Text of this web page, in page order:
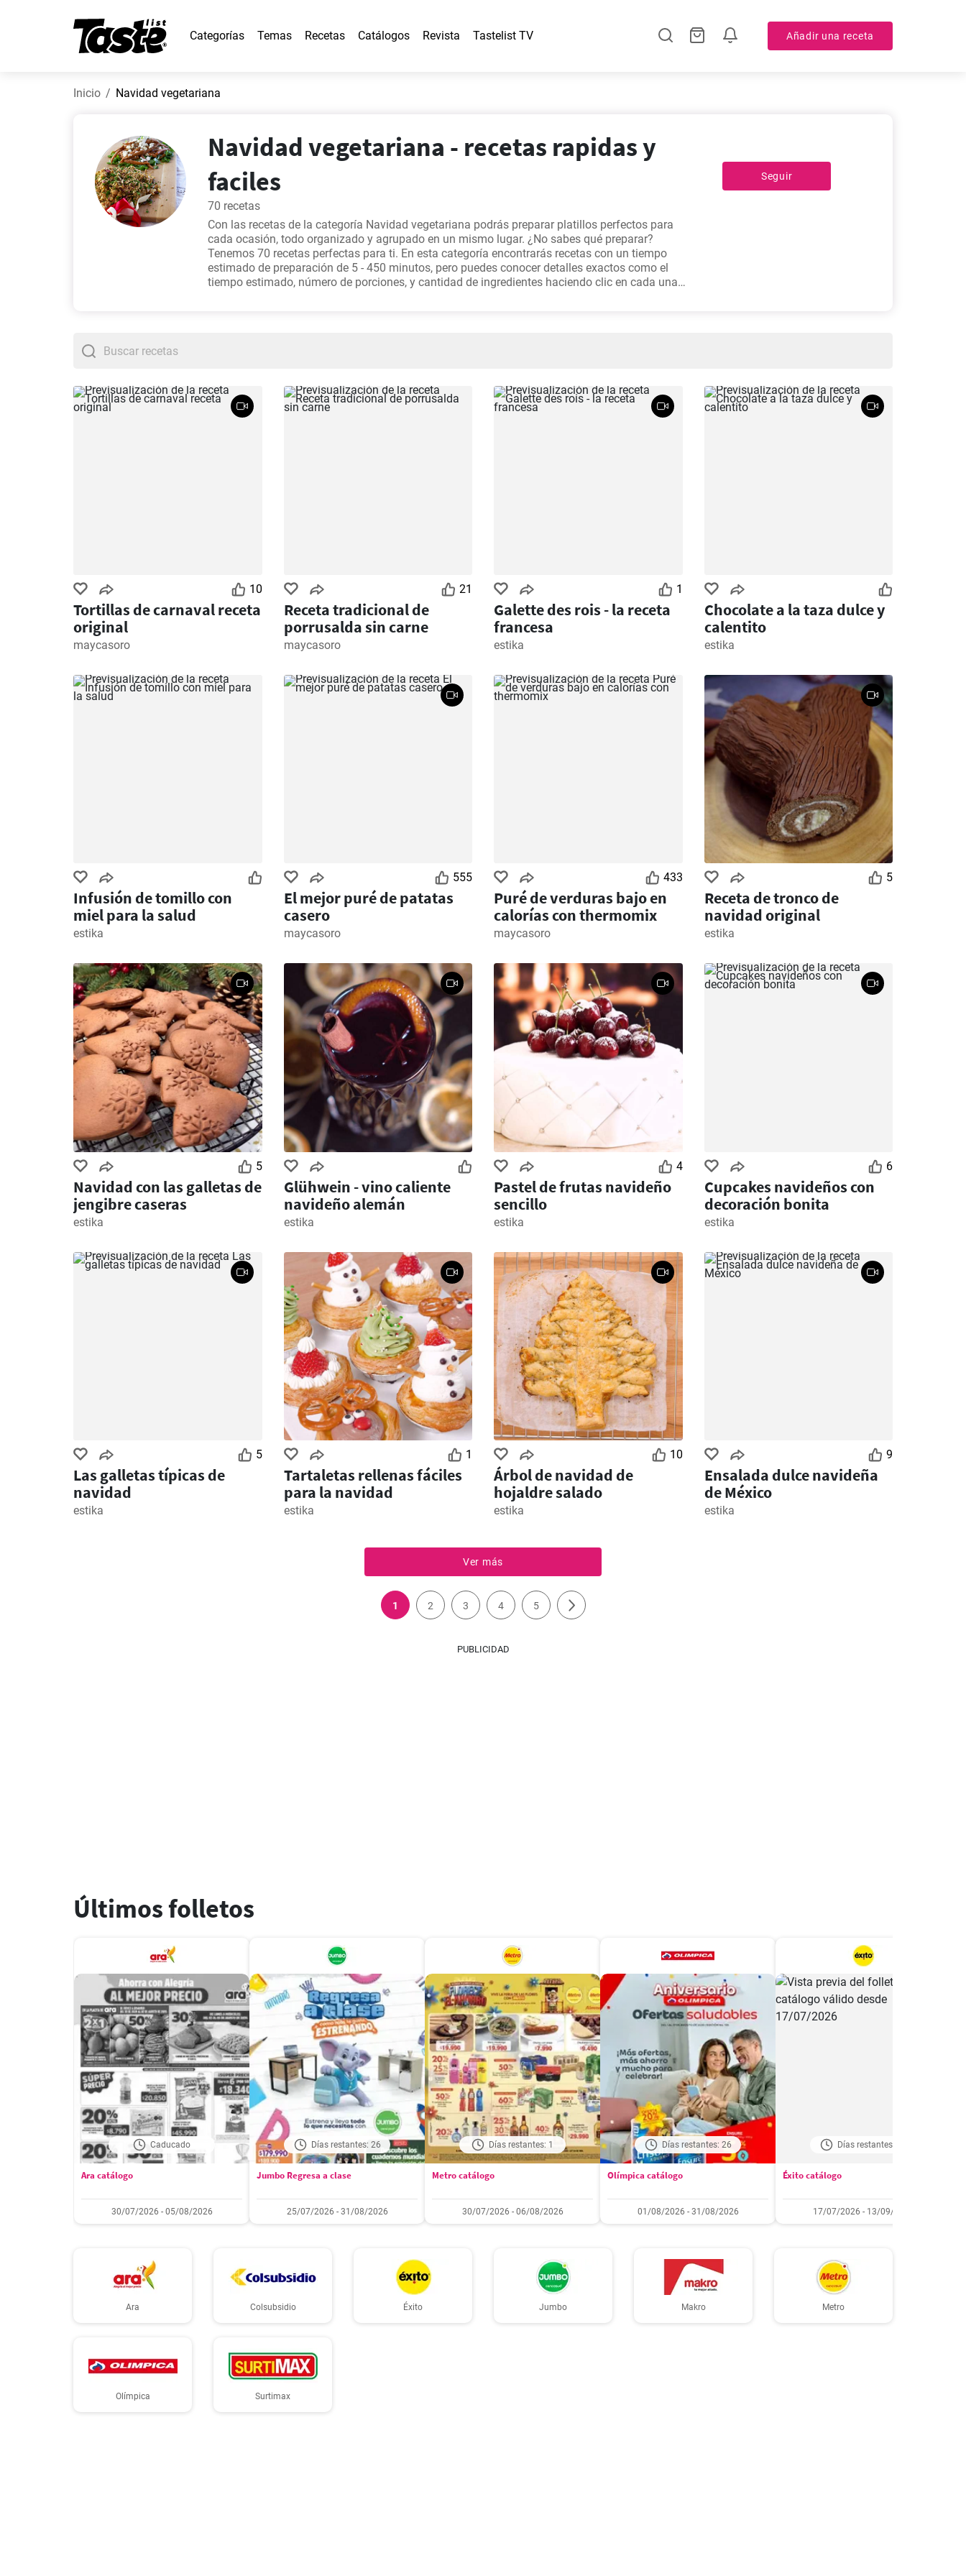
Categorías Temas Recetas Catálogos Revista Tastelist TV Añadir una receta
Inicio Navidad vegetariana
Navidad vegetariana - recetas rapidas y
faciles
70 recetas
Con las recetas de la categoría Navidad vegetariana podrás preparar platillos perfectos para
cada ocasión, todo organizado y agrupado en un mismo lugar. ¿No sabes qué preparar?
Tenemos 70 recetas perfectas para ti. En esta categoría encontrarás recetas con un tiempo
estimado de preparación de 5 - 450 minutos, pero puedes conocer detalles exactos como el
tiempo estimado, número de porciones, y cantidad de ingredientes haciendo clic en cada una
Seguir
10
Tortillas de carnaval receta
original
maycasoro
21
Receta tradicional de
porrusalda sin carne
maycasoro
1
Galette des rois - la receta
francesa
estika
Chocolate a la taza dulce y
calentito
estika
Infusión de tomillo con
miel para la salud
estika
555
El mejor puré de patatas
casero
maycasoro
433
Puré de verduras bajo en
calorías con thermomix
maycasoro
5
Receta de tronco de
navidad original
estika
5
Navidad con las galletas de
jengibre caseras
estika
Glühwein - vino caliente
navideño alemán
estika
4
Pastel de frutas navideño
sencillo
estika
6
Cupcakes navideños con
decoración bonita
estika
5
Las galletas típicas de
navidad
estika
1
Tartaletas rellenas fáciles
para la navidad
estika
10
Árbol de navidad de
hojaldre salado
estika
9
Ensalada dulce navideña
de México
estika
Ver más
1 2 3 4 5
PUBLICIDAD
Últimos folletos
Caducado
Ara catálogo
30/07/2026 - 05/08/2026
Días restantes: 26
Jumbo Regresa a clase
25/07/2026 - 31/08/2026
Días restantes: 1
Metro catálogo
30/07/2026 - 06/08/2026
Días restantes: 26
Olímpica catálogo
01/08/2026 - 31/08/2026
Días restantes: 39
Éxito catálogo
17/07/2026 - 13/09/2026
Ara Colsubsidio Éxito Jumbo Makro Metro
Olímpica Surtimax